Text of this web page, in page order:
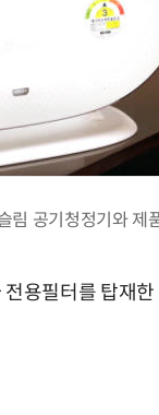
림 공기청정기와 제
전용필터를 탑